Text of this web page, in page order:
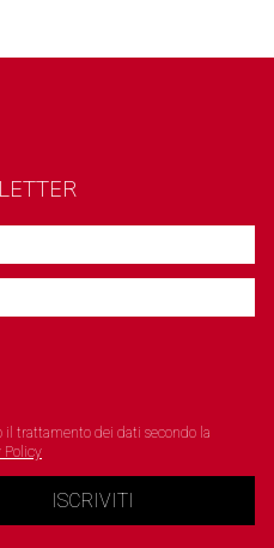
il trattamento dei dati secondo la
Policy
ISCRIVITI